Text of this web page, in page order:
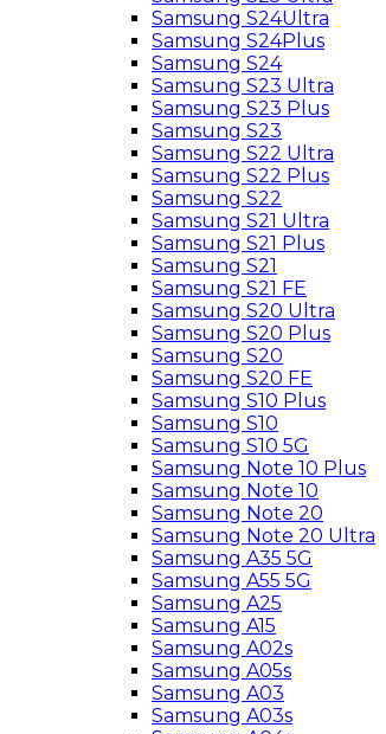
Samsung S24Ultra
Samsung S24Plus
Samsung S24
Samsung S23 Ultra
Samsung S23 Plus
Samsung S23
Samsung S22 Ultra
Samsung S22 Plus
Samsung S22
Samsung S21 Ultra
Samsung S21 Plus
Samsung S21
Samsung S21 FE
Samsung S20 Ultra
Samsung S20 Plus
Samsung S20
Samsung S20 FE
Samsung S10 Plus
Samsung S10
Samsung S10 5G
Samsung Note 10 Plus
Samsung Note 10
Samsung Note 20
Samsung Note 20 Ultra
Samsung A35 5G
Samsung A55 5G
Samsung A25
Samsung A15
Samsung A02s
Samsung A05s
Samsung A03
Samsung A03s